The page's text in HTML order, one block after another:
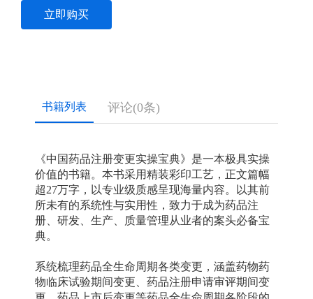
立即购买
书籍列表 评论(0条)
《中国药品注册变更实操宝典》是一本极具实操
价值的书籍。 本书采用精装彩印工艺，正文篇幅
超27万字 ，以专业级质感呈现海量内容。 以其前
所未有的系统性与实用性 ，致力于成为药品注
册、研发、生产、质量管理从业者的案头必备宝
典。
系统梳理药品全生命周期各类变更，涵盖药物药
物临床试验期间变更、药品注册申请审评期间变